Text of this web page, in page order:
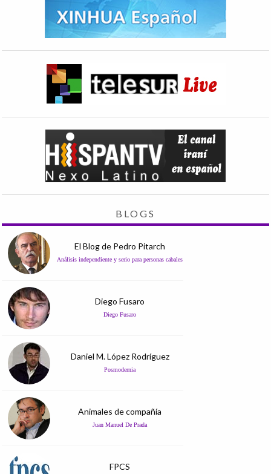
BLOGS
El Blog de Pedro Pitarch
Análisis independiente y serio para personas cabales
Diego Fusaro
Diego Fusaro
Daniel M. López Rodríguez
Posmodernia
Animales de compañía
Juan Manuel De Prada
FPCS